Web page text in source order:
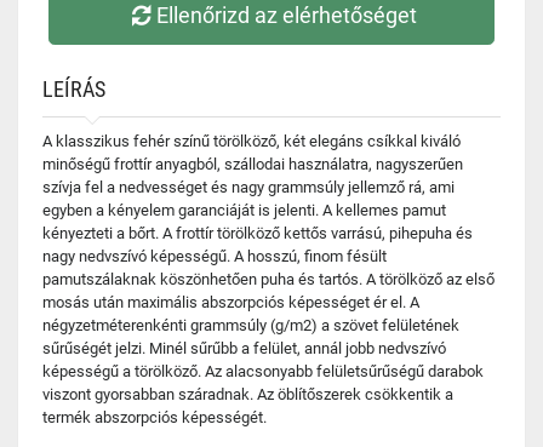
Ellenőrizd az elérhetőséget
LEÍRÁS
A klasszikus fehér színű törölköző, két elegáns csíkkal kiváló
minőségű frottír anyagból, szállodai használatra, nagyszerűen
szívja fel a nedvességet és nagy grammsúly jellemző rá, ami
egyben a kényelem garanciáját is jelenti. A kellemes pamut
kényezteti a bőrt. A frottír törölköző kettős varrású, pihepuha és
nagy nedvszívó képességű. A hosszú, finom fésült
pamutszálaknak köszönhetően puha és tartós. A törölköző az első
mosás után maximális abszorpciós képességet ér el. A
négyzetméterenkénti grammsúly (g/m2) a szövet felületének
sűrűségét jelzi. Minél sűrűbb a felület, annál jobb nedvszívó
képességű a törölköző. Az alacsonyabb felületsűrűségű darabok
viszont gyorsabban száradnak. Az öblítőszerek csökkentik a
termék abszorpciós képességét.